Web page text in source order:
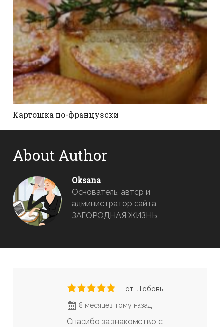
Картошка по-французски
About Author
Oksana
Основатель, автор и
администратор сайта
ЗАГОРОДНАЯ ЖИЗНЬ
от: Любовь
8 месяцев тому назад
Спасибо за знакомство с